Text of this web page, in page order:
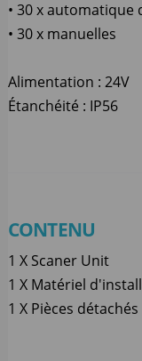
• 30 x automatique
• 30 x manuelles
Alimentation : 24V
Étanchéité : IP56
CONTENU
1 X Scaner Unit
1 X Matériel
1 X Pièces détachés